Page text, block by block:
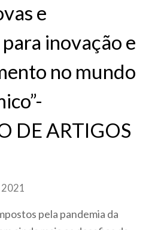
e
inovação e
no mundo
DE ARTIGOS
pela pandemia da